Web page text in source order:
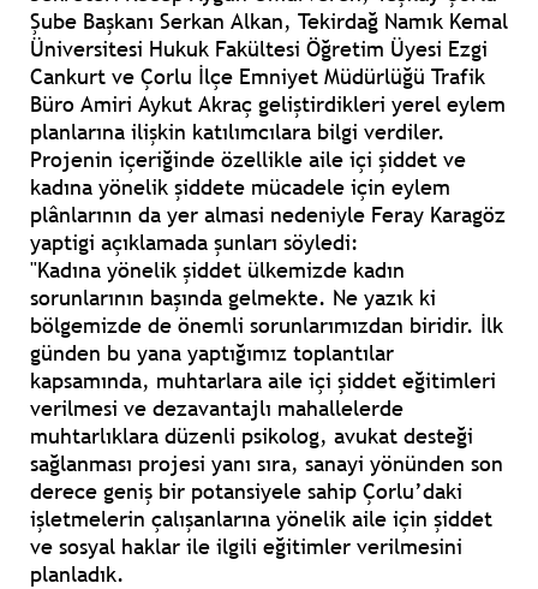
Şube Başkanı Serkan Alkan, Tekirdağ Namık Kemal
Üniversitesi Hukuk Fakültesi Öğretim Üyesi Ezgi
Cankurt ve Çorlu İlçe Emniyet Müdürlüğü Trafik
Büro Amiri Aykut Akraç geliştirdikleri yerel eylem
planlarına ilişkin katılımcılara bilgi verdiler.
Projenin içeriğinde özellikle aile içi şiddet ve
kadına yönelik şiddete mücadele için eylem
plânlarının da yer almasi nedeniyle Feray Karagöz
yaptigi açıklamada şunları söyledi:
"Kadına yönelik şiddet ülkemizde kadın
sorunlarının başında gelmekte. Ne yazık ki
bölgemizde de önemli sorunlarımızdan biridir. İlk
günden bu yana yaptığımız toplantılar
kapsamında, muhtarlara aile içi şiddet eğitimleri
verilmesi ve dezavantajlı mahallelerde
muhtarlıklara düzenli psikolog, avukat desteği
sağlanması projesi yanı sıra, sanayi yönünden son
derece geniş bir potansiyele sahip Çorlu’daki
işletmelerin çalışanlarına yönelik aile için şiddet
ve sosyal haklar ile ilgili eğitimler verilmesini
planladık.